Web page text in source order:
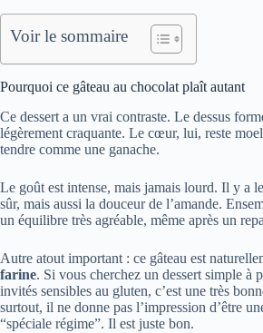
Voir le sommaire
Pourquoi ce gâteau au chocolat plaît autant
Ce dessert a un vrai contraste. Le dessus
légèrement craquante. Le cœur, lui, reste
tendre comme une ganache.
Le goût est intense, mais jamais lourd. Il y a
sûr, mais aussi la douceur de l’amande.
un équilibre très agréable, même après un
Autre atout important : ce gâteau est
farine. Si vous cherchez un dessert simple à
invités sensibles au gluten, c’est une très
surtout, il ne donne pas l’impression d’être
“spéciale régime”. Il est juste bon.